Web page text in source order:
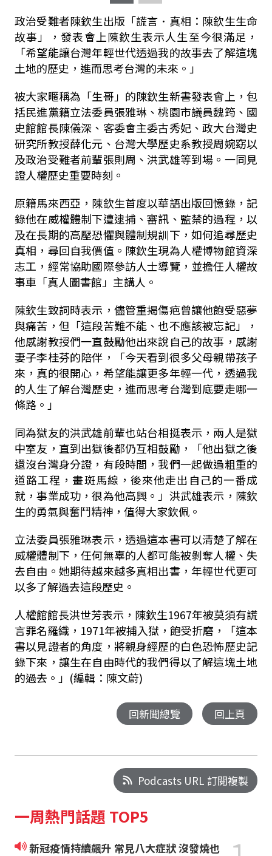
政治受難者陳欽生出版「謊言．真相：陳欽生生命
故事」，發表會上陳欽生表示人生至今很滿足，
「希望能讓台灣年輕世代透過我的故事去了解這塊
土地的歷史，進而思考台灣的未來。」
被大家暱稱為「生哥」的陳欽生新書發表會上，包
括民進黨籍立法委員張雅琳、桃園市議員魏筠、國
史館館長陳儀深、客委會主委古秀妃、政大台灣史
研究所教授薛化元、台灣大學歷史系教授周婉窈以
及政治受難者前輩張則周、洪武雄等到場。一同見
證人權歷史重要時刻。
原籍馬來西亞，陳欽生首度以華語出版回憶錄，記
錄他在威權體制下遭逮捕、審訊、監禁的過程，以
及在長期的高壓恐懼與體制規訓下，如何追尋歷史
真相，尋回自我價值。陳欽生現為人權博物館資深
志工，經常協助國際參訪人士導覽，並擔任人權故
事車「真人圖書館」主講人。
陳欽生致詞時表示，儘管重揭傷疤曾讓他飽受惡夢
與痛苦，但「這段苦難不能、也不應該被忘記」，
他感謝教授們一直鼓勵他出來說自己的故事，感謝
妻子李桂芬的陪伴，「今天看到很多父母親帶孩子
來，真的很開心，希望能讓更多年輕一代，透過我
的人生了解台灣歷史，進而思考台灣到底要走哪一
條路。」
同為獄友的洪武雄前輩也站台相挺表示，兩人是獄
中室友，直到出獄後都仍互相鼓勵，「他出獄之後
還沒台灣身分證，有段時間，我們一起做過粗重的
道路工程，畫斑馬線，後來他走出自己的一番成
就，事業成功，很為他高興。」洪武雄表示，陳欽
生的勇氣與奮鬥精神，值得大家欽佩。
立法委員張雅琳表示，透過這本書可以清楚了解在
威權體制下，任何無辜的人都可能被剝奪人權、失
去自由。她期待越來越多真相出書，年輕世代更可
以多了解過去這段歷史。
人權館館長洪世芳表示，陳欽生1967年被莫須有謊
言罪名羅織，1971年被捕入獄，飽受折磨，「這本
書以見證者的角度，將親身經歷的白色恐怖歷史記
錄下來，讓生在自由時代的我們得以了解這塊土地
的過去。」(編輯：陳文蔚)
回新聞總覽 回上頁
Podcasts URL 訂閱複製
一周熱門話題 TOP5
新冠疫情持續飆升 常見八大症狀 沒發燒也